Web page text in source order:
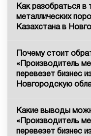
Как разобраться в
металлических
Казахстана в
Почему стоит
«Производитель
перевезет бизнес
Новгородскую
Какие выводы
«Производитель
перевезет бизнес